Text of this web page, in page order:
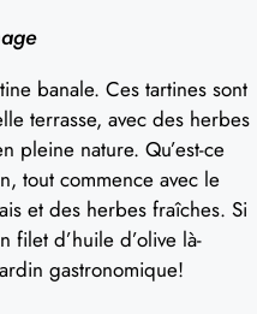
banale. Ces tartines sont
terrasse, avec des herbes
pleine nature. Qu’est-ce
tout commence avec le
et des herbes fraîches. Si
filet d’huile d’olive là-
gastronomique!